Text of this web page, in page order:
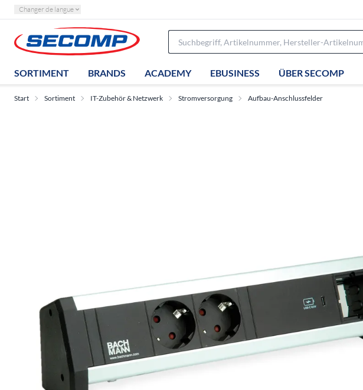
Changer de langue
SORTIMENT BRANDS ACADEMY EBUSINESS ÜBER SECOMP
Start Sortiment IT-Zubehör & Netzwerk Stromversorgung Aufbau-Anschlussfelder